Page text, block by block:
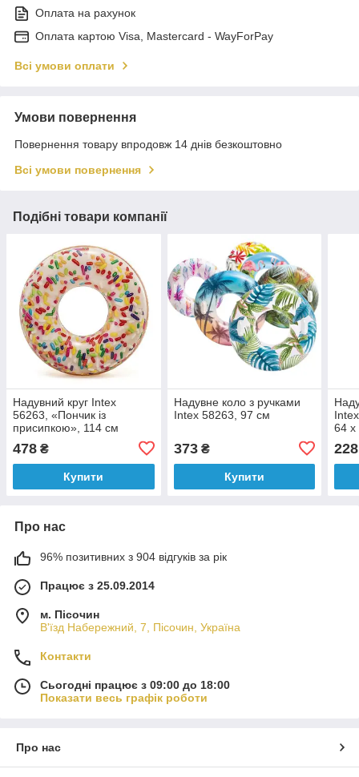
Оплата на рахунок
Оплата картою Visa, Mastercard - WayForPay
Всі умови оплати
Умови повернення
Повернення товару впродовж 14 днів безкоштовно
Всі умови повернення
Подібні товари компанії
Надувний круг Intex
56263, «Пончик із
присипкою», 114 см
478 ₴
Купити
Надувне коло з ручками
Intex 58263, 97 см
373₴
Купити
64
228
Про нас
96% позитивних з 904 відгуків за рік
Працює з 25.09.2014
м. Пісочин
В'їзд Набережний, 7, Пісочин, Україна
Контакти
Сьогодні працює з 09:00 до 18:00
Показати весь графік роботи
Про нас